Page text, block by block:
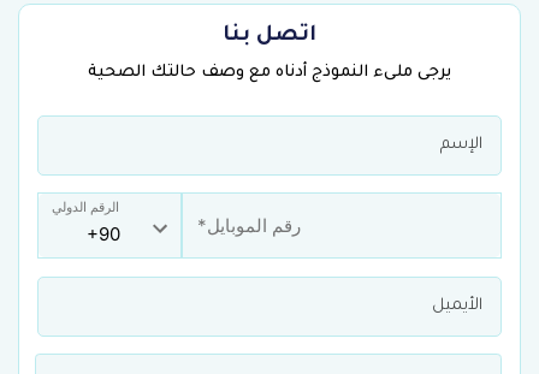
اتصل بنا
يرجى ملىء النموذج أدناه مع وصف حالتك الصحية
الرقم الدولي